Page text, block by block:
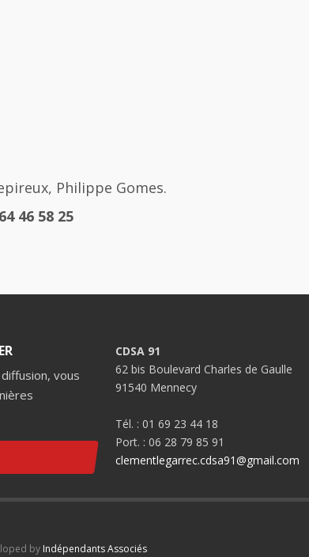
Philippe Gomes.
46 58 25
vous
CDSA 91
62 bis Boulevard Charles de Gaulle
91540 Mennecy
Tél. : 01 69 23 44 18
Port. : 06 28 79 85 91
clementlegarrec.cdsa91@gmail.com
by Indépendants Associés